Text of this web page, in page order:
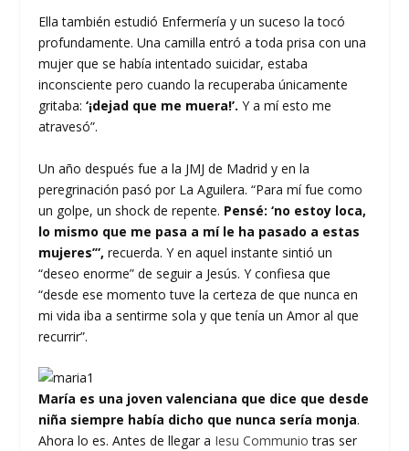
Ella también estudió Enfermería y un suceso la tocó
profundamente. Una camilla entró a toda prisa con una
mujer que se había intentado suicidar, estaba
inconsciente pero cuando la recuperaba únicamente
gritaba:‘¡dejad que me muera!’. Y a mí esto me
atravesó”.
Un año después fue a la JMJ de Madrid y en la
peregrinación pasó por La Aguilera. “Para mí fue como
un golpe, un shock de repente. Pensé: ‘no estoy loca,
lo mismo que me pasa a mí le ha pasado a estas
mujeres’”, recuerda. Y en aquel instante sintió un
“deseo enorme” de seguir a Jesús. Y confiesa que
“desde ese momento tuve la certeza de que nunca en
mi vida iba a sentirme sola y que tenía un Amor al que
recurrir”.
María es una joven valenciana que dice que desde
niña siempre había dicho que nunca sería monja.
Ahora lo es. Antes de llegar a Iesu Communio tras ser